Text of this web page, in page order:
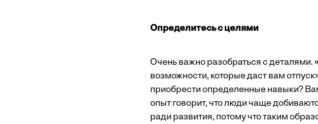
Определитесь с целями
Очень важно разобраться с деталями.
возможности, которые даст вам
приобрести определенные навыки?
опыт говорит, что люди чаще
ради развития, потому что таким